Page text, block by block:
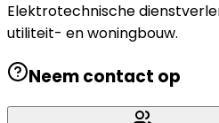
Elektrotechnische
utiliteit- en woningbouw.
Neem contact op